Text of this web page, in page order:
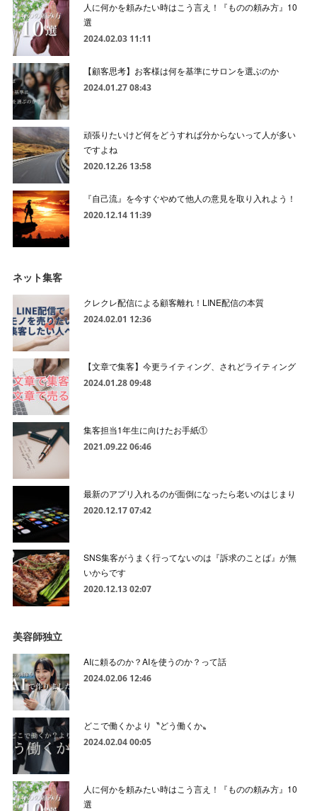
人に何かを頼みたい時はこう言え！『ものの頼み方』10
選
2024.02.03 11:11
【顧客思考】お客様は何を基準にサロンを選ぶのか
2024.01.27 08:43
頑張りたいけど何をどうすれば分からないって人が多い
ですよね
2020.12.26 13:58
『自己流』を今すぐやめて他人の意見を取り入れよう！
2020.12.14 11:39
ネット集客
クレクレ配信による顧客離れ！LINE配信の本質
2024.02.01 12:36
【文章で集客】今更ライティング、されどライティング
2024.01.28 09:48
集客担当1年生に向けたお手紙①
2021.09.22 06:46
最新のアプリ入れるのが面倒になったら老いのはじまり
2020.12.17 07:42
SNS集客がうまく行ってないのは『訴求のことば』が無
いからです
2020.12.13 02:07
美容師独立
AIに頼るのか？AIを使うのか？って話
2024.02.06 12:46
どこで働くかより〝どう働くか〟
2024.02.04 00:05
人に何かを頼みたい時はこう言え！『ものの頼み方』10
選